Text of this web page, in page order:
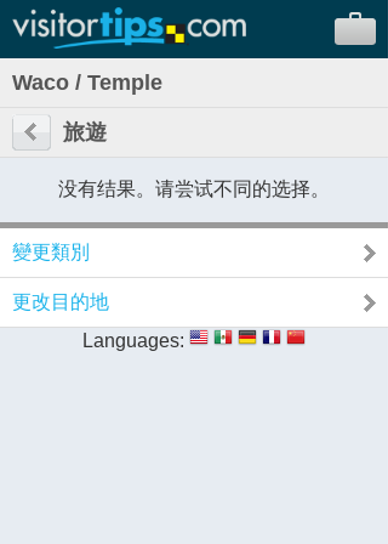
Waco / Temple
旅遊
没有结果。请尝试不同的选择。
變更類別
更改目的地
Languages: